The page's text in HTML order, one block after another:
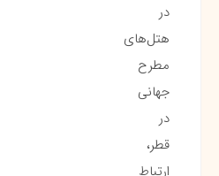
در
هتل‌های
مطرح
جهانی
در
قطر،
ارتباط